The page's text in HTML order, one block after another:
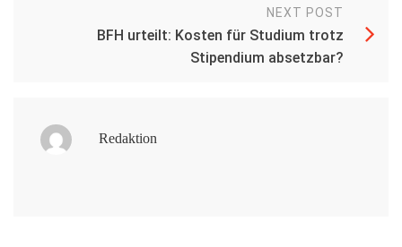
NEXT POST
BFH urteilt: Kosten für Studium trotz
Stipendium absetzbar?
Redaktion